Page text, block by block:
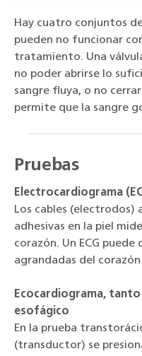
Hay cuatro conjuntos
pueden no funcionar
tratamiento. Una
no poder abrirse lo
sangre fluya, o no
permite que la sangre
Pruebas
Electrocardiograma
Los cables (electrodos)
adhesivas en la piel
corazón. Un ECG
agrandadas del
Ecocardiograma,
esofágico
En la prueba
(transductor) se